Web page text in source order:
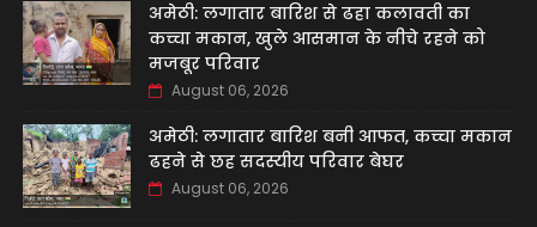
अमेठी: लगातार बारिश से ढहा कलावती का
कच्चा मकान, खुले आसमान के नीचे रहने को
मजबूर परिवार
August 06, 2026
अमेठी: लगातार बारिश बनी आफत, कच्चा मकान
ढहने से छह सदस्यीय परिवार बेघर
August 06, 2026